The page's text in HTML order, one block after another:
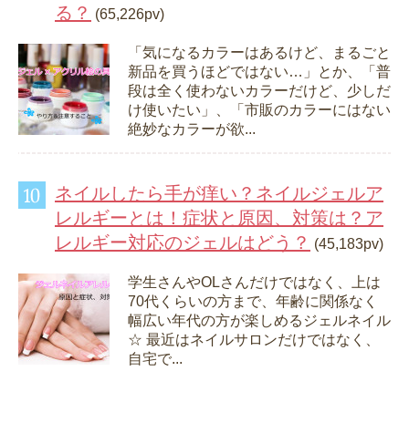
る？ (65,226pv)
「気になるカラーはあるけど、まるごと
新品を買うほどではない…」とか、「普
段は全く使わないカラーだけど、少しだ
け使いたい」、「市販のカラーにはない
絶妙なカラーが欲...
ネイルしたら手が痒い？ネイルジェルア
レルギーとは！症状と原因、対策は？ア
レルギー対応のジェルはどう？ (45,183pv)
学生さんやOLさんだけではなく、上は
70代くらいの方まで、年齢に関係なく
幅広い年代の方が楽しめるジェルネイル
☆ 最近はネイルサロンだけではなく、
自宅で...